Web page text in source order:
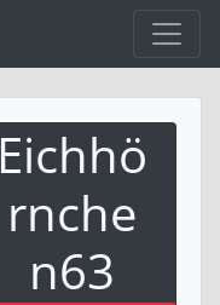
Eichhö
rnche
n63